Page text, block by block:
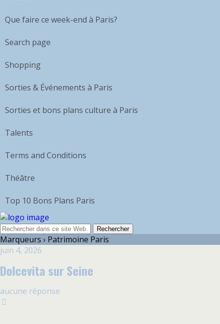
Que faire ce week-end à Paris?
Search page
Shopping
Sorties & Événements à Paris
Sorties et bons plans culture à Paris
Talents
Terms and Conditions
Théâtre
Top 10 Bons Plans Paris
Marqueurs › Patrimoine Paris
juin 4, 2026
Dolcevita sur Seine
aucune réponse